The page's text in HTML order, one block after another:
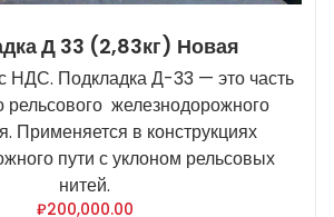
Д 33 (2,83кг) Новая
НДС. Подкладка Д-33 — это часть
рельсового железнодорожного
Применяется в конструкциях
пути с уклоном рельсовых
нитей.
₽200,000.00